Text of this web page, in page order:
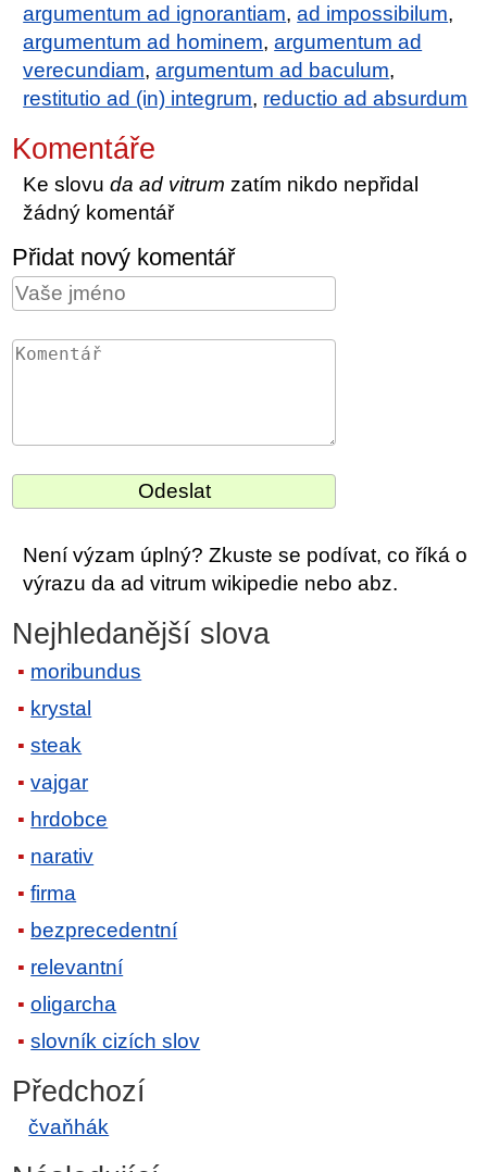
argumentum ad ignorantiam,ad impossibilum,
argumentum ad hominem,argumentum ad
verecundiam,argumentum ad baculum,
restitutio ad (in) integrum, reductio ad absurdum
Komentáře
Ke slovuda ad vitrum zatím nikdo nepřidal
žádný komentář
Přidat nový komentář
Není výzam úplný? Zkuste se podívat, co říká o
výrazu da ad vitrum wikipedie nebo abz.
Nejhledanější slova
moribundus
krystal
steak
vajgar
hrdobce
narativ
firma
bezprecedentní
relevantní
oligarcha
slovník cizích slov
Předchozí
čvaňhák